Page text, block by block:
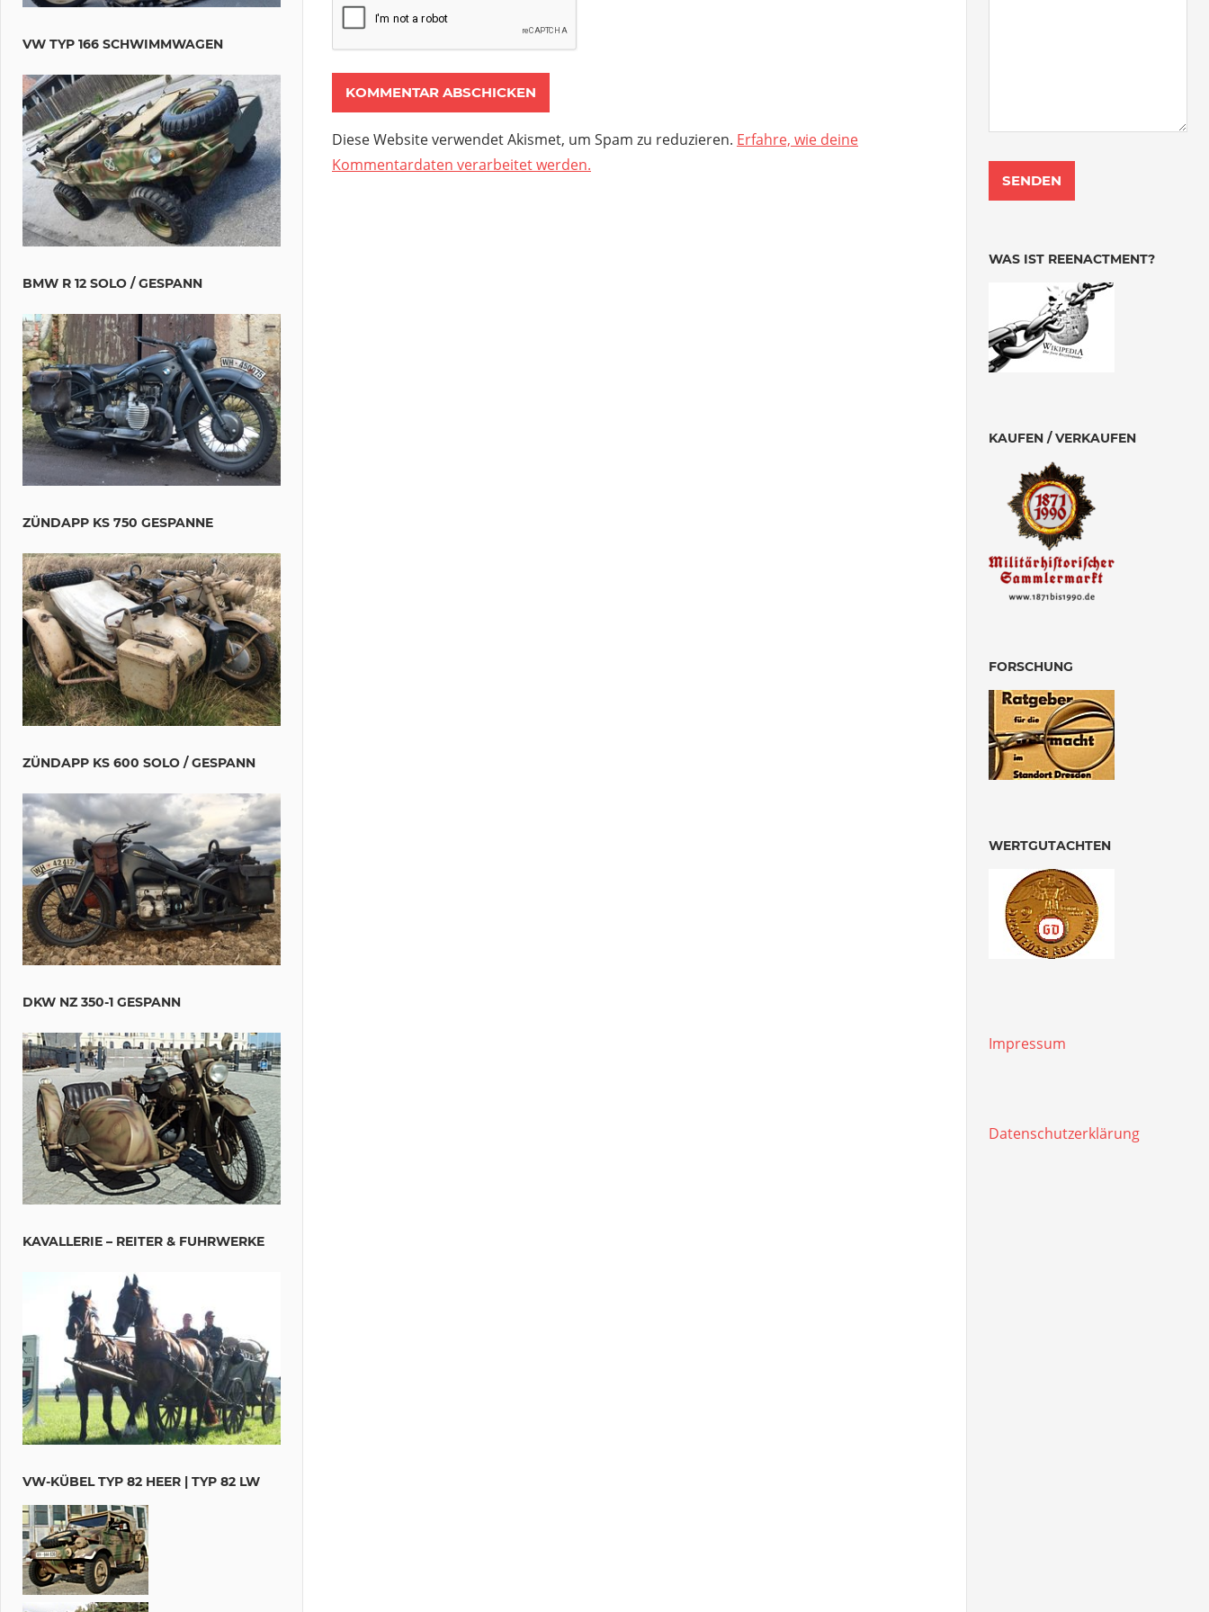
Diese Website verwendet Akismet, um Spam zu reduzieren. Erfahre, wie deine
Kommentardaten verarbeitet werden.
VW TYP 166 SCHWIMMWAGEN
BMW R 12 SOLO / GESPANN
ZÜNDAPP KS 750 GESPANNE
ZÜNDAPP KS 600 SOLO / GESPANN
DKW NZ 350-1 GESPANN
KAVALLERIE – REITER & FUHRWERKE
VW-KÜBEL TYP 82 HEER | TYP 82 LW
WAS IST REENACTMENT?
KAUFEN / VERKAUFEN
FORSCHUNG
WERTGUTACHTEN
Impressum
Datenschutzerklärung